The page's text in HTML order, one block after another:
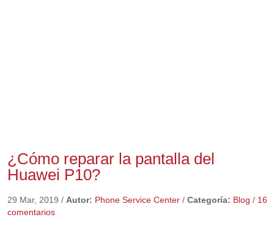
¿Cómo reparar la pantalla del
Huawei P10?
29 Mar, 2019 / Autor: Phone Service Center/ Categoría: Blog / 16
comentarios